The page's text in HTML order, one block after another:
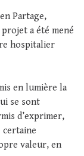
Partage,
a été mené
hospitalier
en lumière la
se sont
d’exprimer,
valeur, en